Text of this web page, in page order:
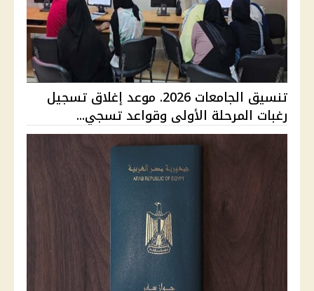
تنسيق الجامعات 2026. موعد إغلاق تسجيل
رغبات المرحلة الأولى وقواعد تسجي...